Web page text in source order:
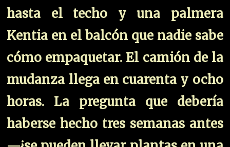
hasta el techo y una palmera
Kentia en el balcón que nadie sabe
cómo empaquetar. El camión de la
mudanza llega en cuarenta y ocho
horas. La pregunta que debería
haberse hecho tres semanas antes